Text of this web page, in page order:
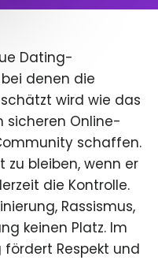
Dating-
denen die
wird wie das
sicheren Online-
schaffen.
zu bleiben, wenn er
die Kontrolle.
Rassismus,
keinen Platz. Im
fördert Respekt und